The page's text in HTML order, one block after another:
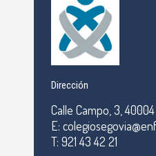
Dirección
Calle Campo, 3,
E:
T: 921 43 42 21